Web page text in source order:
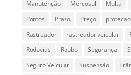
Manutenção
Mercosul Multa
Pontos
Prazo Preço
Rastreador
rastreador veicular
Rodovias
Roubo Segurança
Seguro Veícular
Suspensão